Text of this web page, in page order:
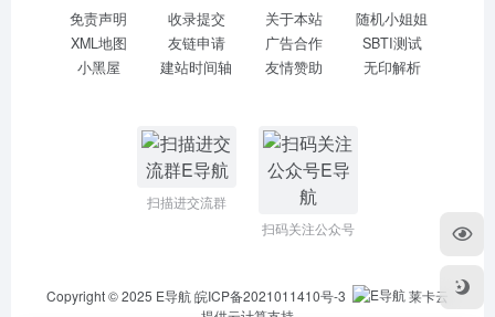
免责声明
XML地图
小黑屋
收录提交
友链申请
建站时间轴
关于本站
广告合作
友情赞助
随机小姐姐
SBTI测试
无印解析
扫描进交流群
扫码关注公众号
Copyright © 2025 E导航皖ICP备2021011410号-3
莱卡云